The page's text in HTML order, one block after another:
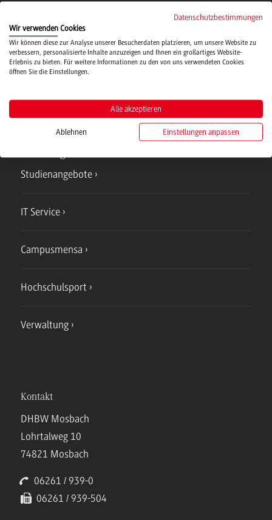
Hochschulsport
Verwaltung
Studienangebote
IT Service
Campusmensa
Hochschulsport
Verwaltung
Kontakt
DHBW Mosbach
Lohrtalweg 10
74821 Mosbach
06261 / 939-0
06261 / 939-504
Datenschutzbestimmungen
Wir verwenden Cookies
Wir können diese zur Analyse unserer Besucherdaten platzieren, um unsere Website zu
verbessern, personalisierte Inhalte anzuzeigen und Ihnen ein großartiges Website-
Erlebnis zu bieten. Für weitere Informationen zu den von uns verwendeten Cookies
öffnen Sie die Einstellungen.
Alle akzeptieren
Ablehnen Einstellungen anpassen